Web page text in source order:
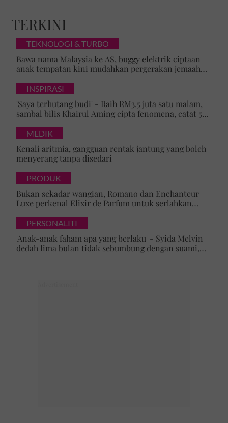
TERKINI
TEKNOLOGI & TURBO
Bawa nama Malaysia ke AS, buggy elektrik ciptaan
anak tempatan kini mudahkan pergerakan jemaah
INSPIRASI
'Saya terhutang budi' - Raih RM3.5 juta satu malam,
sambal bilis Khairul Aming cipta fenomena, catat 5
MEDIK
Kenali aritmia, gangguan rentak jantung yang boleh
menyerang tanpa disedari
PRODUK
Bukan sekadar wangian, Romano dan Enchanteur
Luxe perkenal Elixir de Parfum untuk serlahkan
PERSONALITI
'Anak-anak faham apa yang berlaku' - Syida Melvin
dedah lima bulan tidak sebumbung dengan suami,